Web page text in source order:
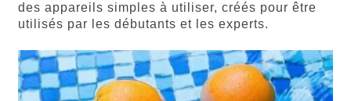
des appareils simples à utiliser, créés pour être
utilisés par les débutants et les experts.